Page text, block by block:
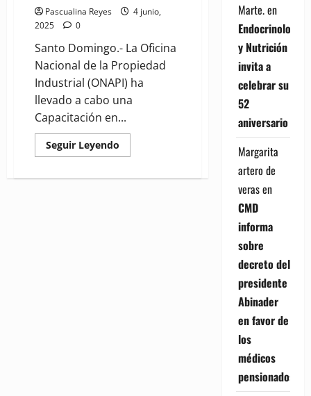
Pascualina Reyes
4 junio,
2025
0
Santo Domingo.- La Oficina
Nacional de la Propiedad
Industrial (ONAPI) ha
llevado a cabo una
Capacitación en...
Seguir Leyendo
more
refuerza
Marte.en
Endocrinología
y Nutrición
invita a
celebrar su
52
aniversario
Margarita
artero de
verasen
CMD
informa
sobre
decreto del
presidente
Abinader
en favor de
los
médicos
pensionados